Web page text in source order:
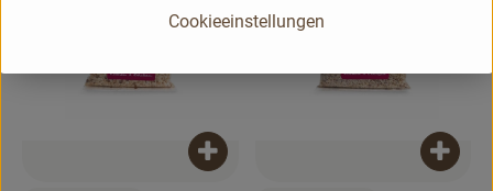
Produkt zum Warenkorb hinzufügen
Cookieeinstellungen